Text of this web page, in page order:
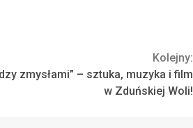
Kolejny:
zmysłami” – sztuka, muzyka i film
w Zduńskiej Woli!